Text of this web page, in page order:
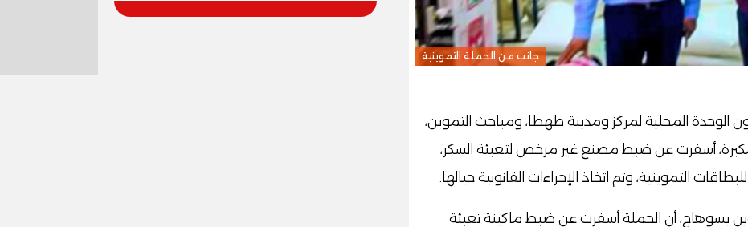
جانب من الحملة التموينية
الوحدة المحلية لمركز ومدينة طهطا، ومباحث التموين،
أسفرت عن ضبط مصنع غير مرخص لتعبئة السكر،
بسوهاج، أن الحملة أسفرت عن ضبط ماكينة تعبئة